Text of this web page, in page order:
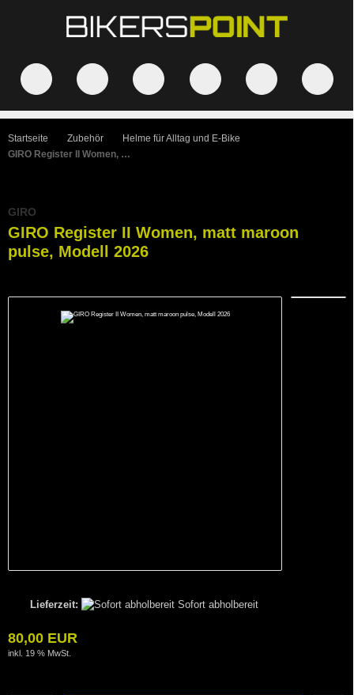
Startseite Zubehör
Helme für Alltag und E-Bike
GIRO Register II Women, matt maroon pulse, Modell 2026
GIRO
GIRO Register II Women, matt maroon
pulse, Modell 2026
Lieferzeit: Sofort abholbereit
80,00 EUR
inkl. 19 % MwSt.